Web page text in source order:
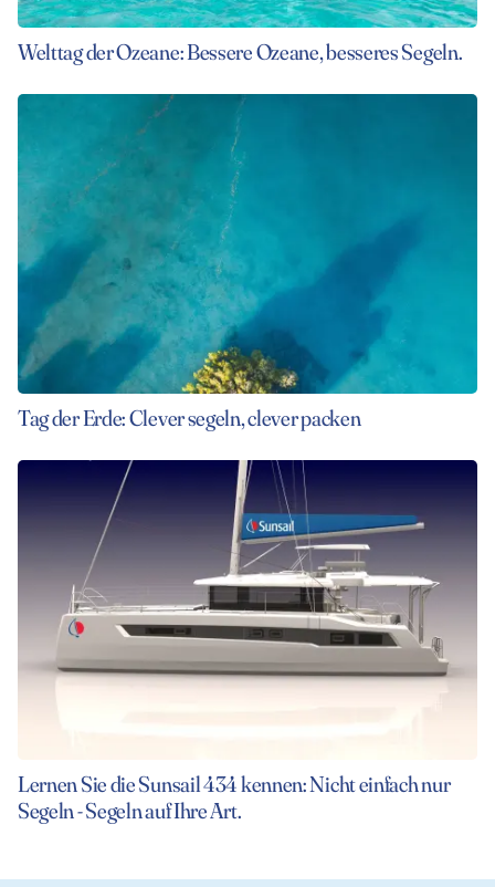
Welttag der Ozeane: Bessere Ozeane, besseres Segeln.
Tag der Erde: Clever segeln, clever packen
Lernen Sie die Sunsail 434 kennen: Nicht einfach nur
Segeln - Segeln auf Ihre Art.